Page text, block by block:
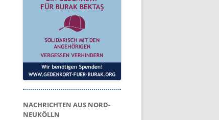
NACHRICHTEN AUS NORD-
NEUKÖLLN